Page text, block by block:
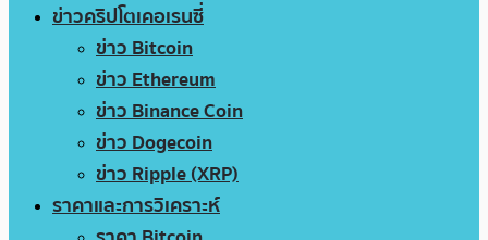
ข่าวคริปโตเคอเรนซี่
ข่าว Bitcoin
ข่าว Ethereum
ข่าว Binance Coin
ข่าว Dogecoin
ข่าว Ripple (XRP)
ราคาและการวิเคราะห์